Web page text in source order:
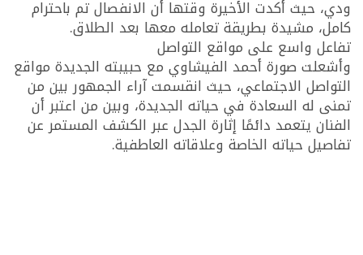
ودي، حيث أكدت الأخيرة وقتها أن الانفصال تم باحترام
كامل، مشيدة بطريقة تعامله معها بعد الطلاق.
تفاعل واسع على مواقع التواصل
وأشعلت صورة أحمد الفيشاوي مع حبيبته الجديدة مواقع
التواصل الاجتماعي، حيث انقسمت آراء الجمهور بين من
تمنى له السعادة في حياته الجديدة، وبين من اعتبر أن
الفنان يتعمد دائمًا إثارة الجدل عبر الكشف المستمر عن
تفاصيل حياته الخاصة وعلاقاته العاطفية.